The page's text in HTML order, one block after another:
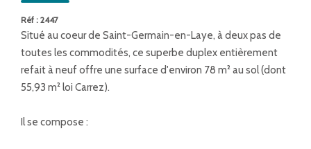
Réf : 2447
Situé au coeur de Saint-Germain-en-Laye, à deux pas de
toutes les commodités, ce superbe duplex entièrement
refait à neuf offre une surface d'environ 78 m² au sol (dont
55,93 m² loi Carrez).
Il se compose :